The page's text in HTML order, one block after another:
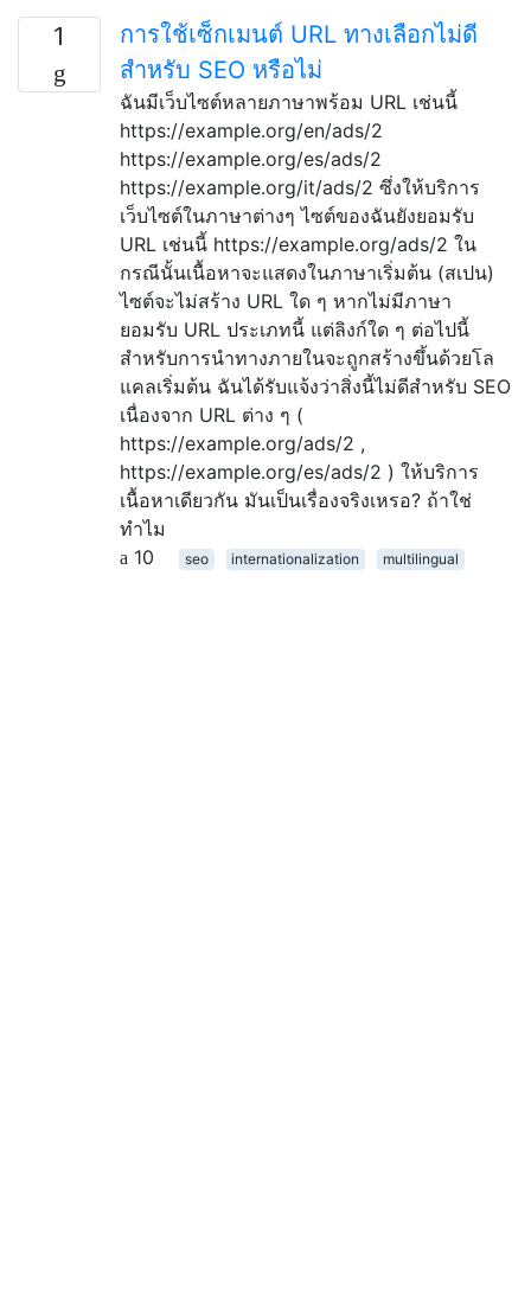
1
การใช้เซ็กเมนต์ URL ทางเลือกไม่ดี
สำหรับ SEO หรือไม่
ฉันมีเว็บไซต์หลายภาษาพร้อม URL เช่นนี้
https://example.org/en/ads/2
https://example.org/es/ads/2
https://example.org/it/ads/2 ซึ่งให้บริการ
เว็บไซต์ในภาษาต่างๆ ไซต์ของฉันยังยอมรับ
URL เช่นนี้ https://example.org/ads/2 ใน
กรณีนั้นเนื้อหาจะแสดงในภาษาเริ่มต้น (สเปน)
ไซต์จะไม่สร้าง URL ใด ๆ หากไม่มีภาษา
ยอมรับ URL ประเภทนี้ แต่ลิงก์ใด ๆ ต่อไปนี้
สำหรับการนำทางภายในจะถูกสร้างขึ้นด้วยโล
แคลเริ่มต้น ฉันได้รับแจ้งว่าสิ่งนี้ไม่ดีสำหรับ SEO
เนื่องจาก URL ต่าง ๆ (
https://example.org/ads/2 ,
https://example.org/es/ads/2 ) ให้บริการ
เนื้อหาเดียวกัน มันเป็นเรื่องจริงเหรอ? ถ้าใช่
ทำไม
10
seo internationalization multilingual